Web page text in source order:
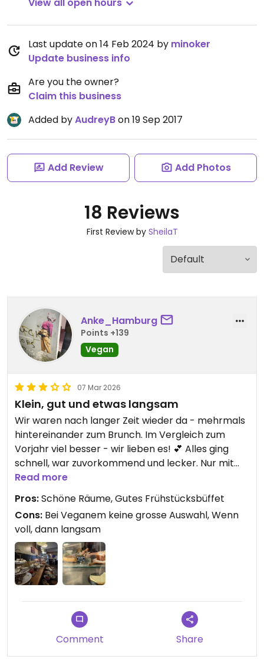
Last update on 14 Feb 2024 by minoker
Update business info
Are you the owner?
Claim this business
Added byAudreyBon 19 Sep 2017
Add Review Add Photos
18 Reviews
First Review by SheilaT
Anke_Hamburg
Points +139
Vegan
07 Mar 2026
Klein, gut und etwas langsam
Wir waren nach langer Zeit wieder da - mehrmals
hintereinander zum Brunch. Im Vergleich zum
Vorjahr viel besser - wir lieben es! 💕 Alles ging
schnell, war zuvorkommend und lecker. Nur mit
dem Nachschub beim Buffet muss man immer
noch lange warten.
Updated from previous review on 2026-03-07
Read more
Pros:Schöne Räume, Gutes Frühstücksbüffet
Cons: Bei Veganem keine grosse Auswahl, Wenn
voll, dann langsam
Comment Share